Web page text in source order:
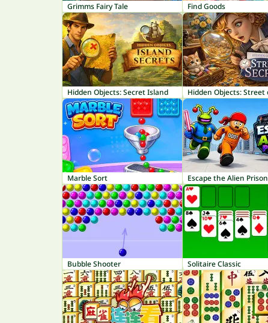
Grimms Fairy Tale Find Goods
Hidden Objects: Secret Island
Marble Sort Escape the Alien Prison
Bubble Shooter Solitaire Classic